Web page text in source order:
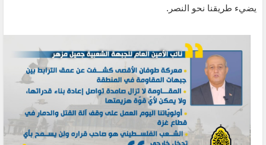
يضيء طريقنا نحو النصر.